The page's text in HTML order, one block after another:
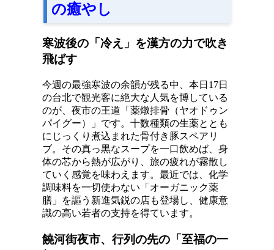
の癒やし
寒波後の「冷え」を漢方の力で吹き
飛ばす
今週の最強寒波の余韻が残る中、本日17日
の台北で観光客に絶大な人気を博している
のが、夜市の王道「薬燉排骨（ヤオドゥン
パイグー）」です。十数種類の生薬ととも
にじっくり煮込まれた骨付き豚スペアリ
ブ。その真っ黒なスープを一口飲めば、身
体の芯から熱が広がり、旅の疲れが霧散し
ていく感覚を味わえます。最近では、化学
調味料を一切使わない「オーガニック薬
膳」を謳う新進気鋭の店も登場し、健康意
識の高い若者の支持を得ています。
饒河街夜市、行列の先の「至福の一